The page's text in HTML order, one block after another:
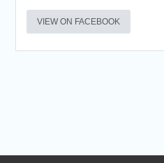
VIEW ON FACEBOOK